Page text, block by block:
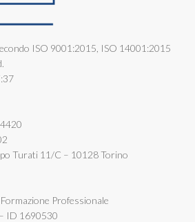
ISO 9001:2015, ISO 14001:2015
Turati 11/C – 10128 Torino
Professionale
ID 1690530